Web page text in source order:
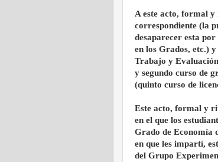
A este acto, formal
correspondiente (la
desaparecer esta
en los Grados, etc.)
Trabajo y
y segundo curso de
(quinto curso de
Este acto, formal y
en el que los
Grado de Economía
en que les impartí,
del Grupo